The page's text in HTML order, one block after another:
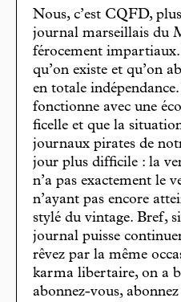
Nous, c’est CQFD,
journal marseillais du
férocement
qu’on existe et qu’on
en totale indépendance.
fonctionne avec une
ficelle et que la
journaux pirates de
jour plus difficile : la
n’a pas exactement le
n’ayant pas encore
stylé du vintage. Bref,
journal puisse
rêvez par la même
karma libertaire, on a
abonnez-vous,